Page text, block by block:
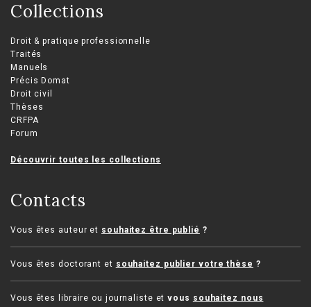
Collections
Droit & pratique professionnelle
Traités
Manuels
Précis Domat
Droit civil
Thèses
CRFPA
Forum
Découvrir toutes les collections
Contacts
Vous êtes auteur et souhaitez être publié ?
Vous êtes doctorant et souhaitez publier votre thèse ?
Vous êtes libraire ou journaliste etvous souhaitez nous